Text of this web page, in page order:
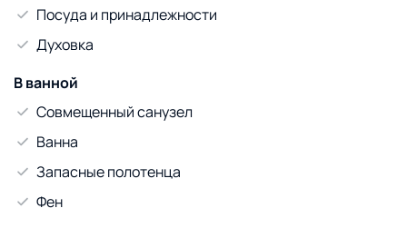
Посуда и принадлежности
Духовка
В ванной
Совмещенный санузел
Ванна
Запасные полотенца
Фен